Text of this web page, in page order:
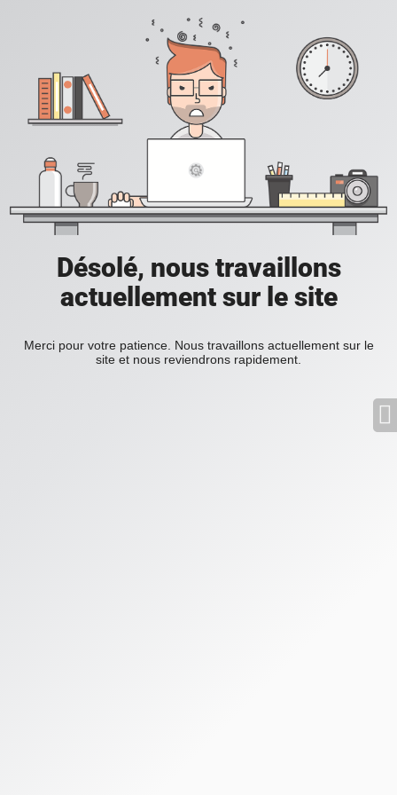
Désolé, nous travaillons
actuellement sur le site
Merci pour votre patience. Nous travaillons actuellement sur le
site et nous reviendrons rapidement.